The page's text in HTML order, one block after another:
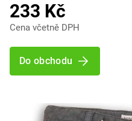
233 Kč
Cena včetně DPH
Do obchodu